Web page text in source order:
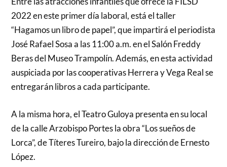
2022 en este primer día laboral, está el taller
“Hagamos un libro de papel”, que impartirá el periodista
José Rafael Sosa a las 11:00 a.m. en el Salón Freddy
Beras del Museo Trampolín. Además, en esta actividad
auspiciada por las cooperativas Herrera y Vega Real se
entregarán libros a cada participante.
A la misma hora, el Teatro Guloya presenta en su local
de la calle Arzobispo Portes la obra “Los sueños de
Lorca”, de Títeres Tureiro, bajo la dirección de Ernesto
López.